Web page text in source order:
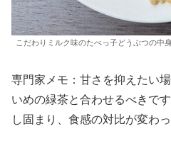
こだわりミルク味のたべっ子どうぶつの中身
専門家メモ：甘さを抑えたい
いめの緑茶と合わせるべきで
し固まり、食感の対比が変わ